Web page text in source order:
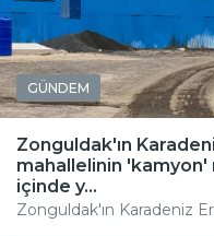
GÜNDEM
Zonguldak'ın
mahallelinin
içinde y...
Zonguldak'ın Karadeniz